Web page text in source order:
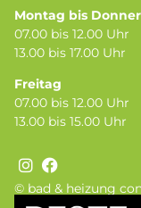
© bad & heizung
Montag bis
07.00 bis 12.00 Uhr
13.00 bis 17.00 Uhr
Freitag
07.00 bis 12.00 Uhr
13.00 bis 15.00 Uhr